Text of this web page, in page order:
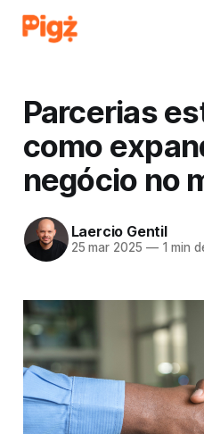
Parcerias
como
negócio no
Laercio Gentil
25 mar 2025 —1 min